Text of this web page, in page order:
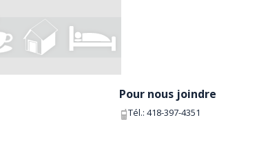
Pour nous joindre
Tél.: 418-397-4351